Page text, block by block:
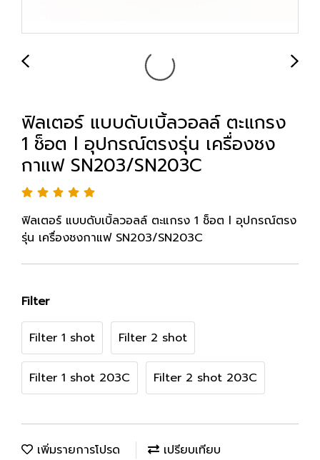
ฟิลเตอร์ แบบดับเบิ้ลวอลล์ ตะแกรง
1 ช็อต l อุปกรณ์ตรงรุ่น เครื่องชง
กาแฟ SN203/SN203C
ฟิลเตอร์ แบบดับเบิ้ลวอลล์ ตะแกรง 1 ช็อต l อุปกรณ์ตรง
รุ่น เครื่องชงกาแฟ SN203/SN203C
Filter
Filter 1 shot Filter 2 shot
Filter 1 shot 203C Filter 2 shot 203C
เพิ่มรายการโปรด
เปรียบเทียบ